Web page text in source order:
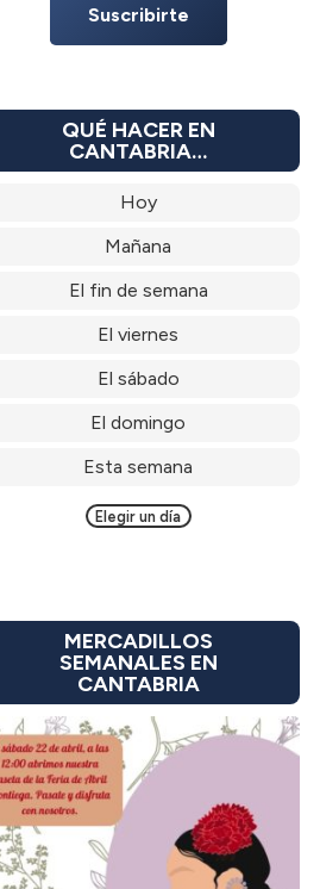
Suscribirte
QUÉ HACER EN
CANTABRIA…
Hoy
Mañana
El fin de semana
El viernes
El sábado
El domingo
Esta semana
Elegir un día
MERCADILLOS
SEMANALES EN
CANTABRIA